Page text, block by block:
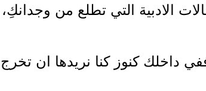
الادبية التي تطلع من
داخلك كنوز كنا نريدها ان